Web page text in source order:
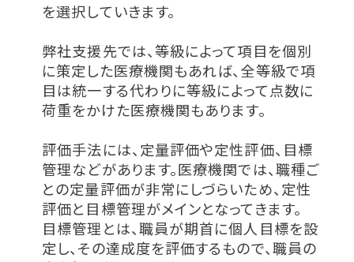
を選択していきます。
弊社支援先では、等級によって項目を個別
に策定した医療機関もあれば、全等級で項
目は統一する代わりに等級によって点数に
荷重をかけた医療機関もあります。
評価手法には、定量評価や定性評価、目標
管理などがあります。医療機関では、職種ご
との定量評価が非常にしづらいため、定性
評価と目標管理がメインとなってきます。
目標管理とは、職員が期首に個人目標を設
定し、その達成度を評価するもので、職員の